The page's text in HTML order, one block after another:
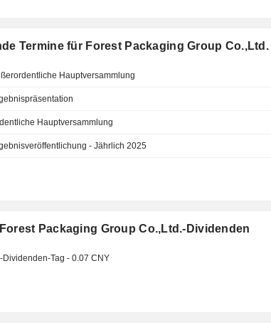
Termine für Forest Packaging Group Co.,Ltd.
Hauptversammlung
Hauptversammlung
- Jährlich 2025
Packaging Group Co.,Ltd.-Dividenden
Dividenden-Tag - 0.07 CNY